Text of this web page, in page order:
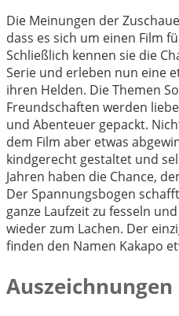
Die Meinungen der
dass es sich um einen Film
Schließlich kennen sie die
Serie und erleben nun eine
ihren Helden. Die Themen
Freundschaften werden
und Abenteuer gepackt.
dem Film aber etwas
kindgerecht gestaltet und
Jahren haben die Chance,
Der Spannungsbogen
ganze Laufzeit zu fesseln
wieder zum Lachen. Der
finden den Namen Kakapo
Auszeichnungen